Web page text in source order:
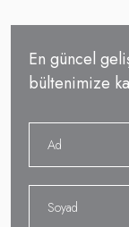
2024 Web
En güncel
bültenimize